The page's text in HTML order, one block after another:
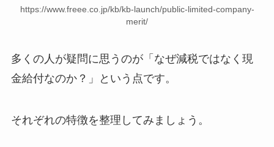
https://www.freee.co.jp/kb/kb-launch/public-limited-company-
merit/
多くの人が疑問に思うのが「なぜ減税ではなく現
金給付なのか？」という点です。
それぞれの特徴を整理してみましょう。